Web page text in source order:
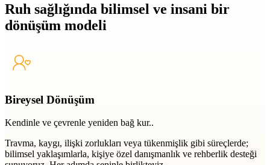
Ruh sağlığında bilimsel ve insani bir
dönüşüm modeli
Bireysel Dönüşüm
Kendinle ve çevrenle yeniden bağ kur..
Travma, kaygı, ilişki zorlukları veya tükenmişlik gibi süreçlerde;
bilimsel yaklaşımlarla, kişiye özel danışmanlık ve rehberlik desteği